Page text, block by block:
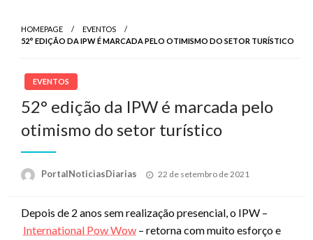
HOMEPAGE
EVENTOS
52° EDIÇÃO DA IPW É MARCADA PELO OTIMISMO DO SETOR TURÍSTICO
EVENTOS
52° edição da IPW é marcada pelo
otimismo do setor turístico
PortalNoticiasDiarias
Posted
22 de setembro de 2021
Depois de 2 anos sem realização presencial, o IPW –
International Pow Wow – retorna com muito esforço e